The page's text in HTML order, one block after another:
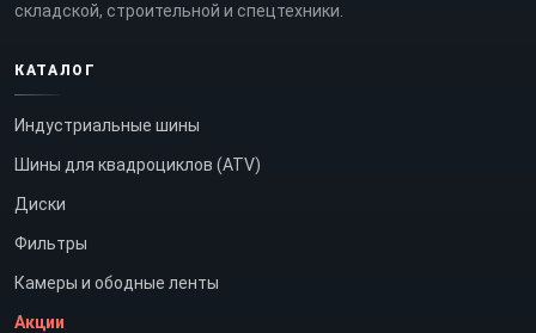
складской, строительной и спецтехники.
КАТАЛОГ
Индустриальные шины
Шины для квадроциклов (ATV)
Диски
Фильтры
Камеры и ободные ленты
Акции